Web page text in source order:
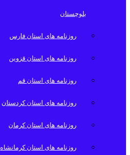
بلوچستان
روزنامه های استان فارس
روزنامه های استان قزوین
روزنامه های استان قم
روزنامه های استان کردستان
روزنامه های استان کرمان
روزنامه های استان کرمانشاه